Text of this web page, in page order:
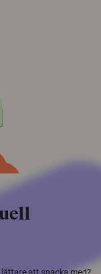
att snacka med?